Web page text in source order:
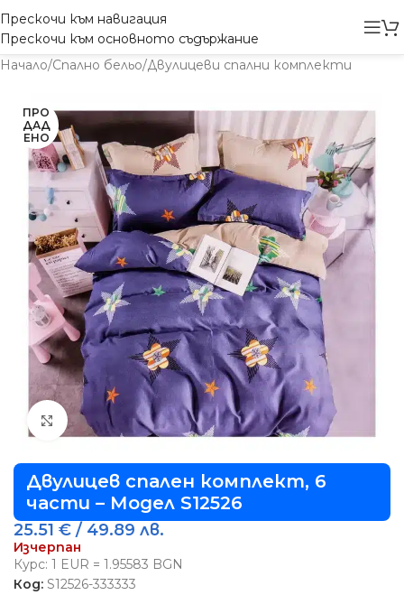
Прескочи към навигация
Прескочи към основното съдържание
Начало/Спално бельо/Двулицеви спални комплекти
ПРО
ДАД
ЕНО
Виж повече
Двулицев спален комплект, 6
части – Модел S12526
25.51 € / 49.89 лв.
Изчерпан
Курс: 1 EUR = 1.95583 BGN
Код: S12526-333333